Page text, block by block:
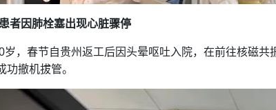
者因肺栓塞出现心脏骤停
岁，春节自贵州返工后因头晕呕吐入院，在前往核磁
功撤机拔管。